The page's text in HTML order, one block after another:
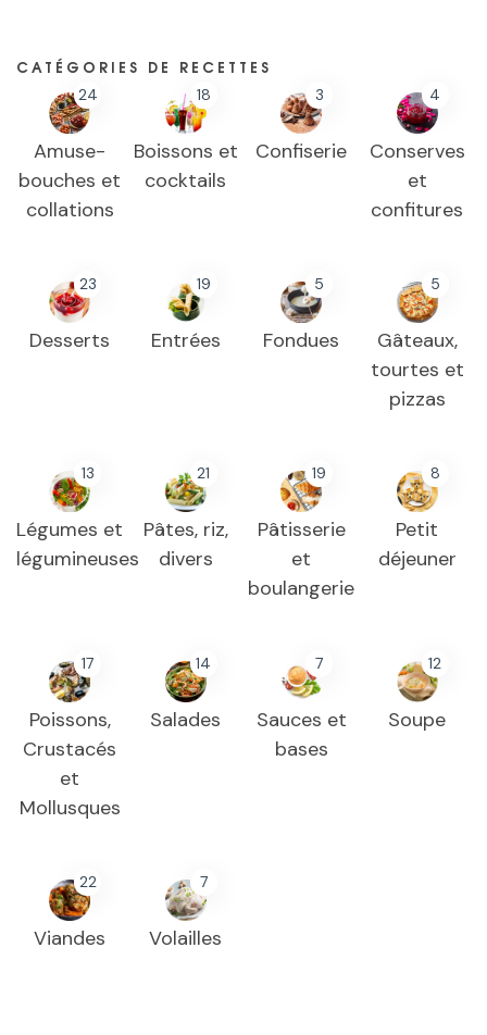
CATÉGORIES DE RECETTES
24
Amuse-
bouches et
collations
18
Boissons et
cocktails
3
Confiserie
4
Conserves
et
confitures
23
Desserts
19
Entrées
5
Fondues
5
Gâteaux,
tourtes et
pizzas
13
Légumes et
légumineuses
21
Pâtes, riz,
divers
19
Pâtisserie
et
boulangerie
8
Petit
déjeuner
17
Poissons,
Crustacés
et
Mollusques
14
Salades
7
Sauces et
bases
12
Soupe
22
Viandes
7
Volailles